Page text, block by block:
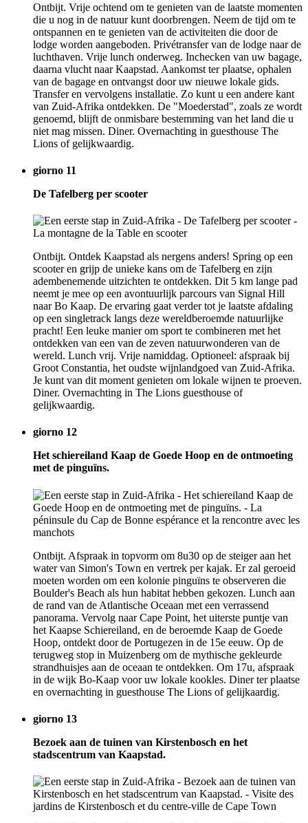
Ontbijt. Vrije ochtend om te genieten van de laatste momenten
die u nog in de natuur kunt doorbrengen. Neem de tijd om te
ontspannen en te genieten van de activiteiten die door de
lodge worden aangeboden. Privétransfer van de lodge naar de
luchthaven. Vrije lunch onderweg. Inchecken van uw bagage,
daarna vlucht naar Kaapstad. Aankomst ter plaatse, ophalen
van de bagage en ontvangst door uw nieuwe lokale gids.
Transfer en vervolgens installatie. Zo kunt u een andere kant
van Zuid-Afrika ontdekken. De "Moederstad", zoals ze wordt
genoemd, blijft de onmisbare bestemming van het land die u
niet mag missen. Diner. Overnachting in guesthouse The
Lions of gelijkwaardig.
giorno 11
De Tafelberg per scooter
Ontbijt. Ontdek Kaapstad als nergens anders! Spring op een
scooter en grijp de unieke kans om de Tafelberg en zijn
adembenemende uitzichten te ontdekken. Dit 5 km lange pad
neemt je mee op een avontuurlijk parcours van Signal Hill
naar Bo Kaap. De ervaring gaat verder tot je laatste afdaling
op een singletrack langs deze wereldberoemde natuurlijke
pracht! Een leuke manier om sport te combineren met het
ontdekken van een van de zeven natuurwonderen van de
wereld. Lunch vrij. Vrije namiddag. Optioneel: afspraak bij
Groot Constantia, het oudste wijnlandgoed van Zuid-Afrika.
Je kunt van dit moment genieten om lokale wijnen te proeven.
Diner. Overnachting in The Lions guesthouse of
gelijkwaardig.
giorno 12
Het schiereiland Kaap de Goede Hoop en de ontmoeting
met de pinguïns.
Ontbijt. Afspraak in topvorm om 8u30 op de steiger aan het
water van Simon's Town en vertrek per kajak. Er zal geroeid
moeten worden om een kolonie pinguïns te observeren die
Boulder's Beach als hun habitat hebben gekozen. Lunch aan
de rand van de Atlantische Oceaan met een verrassend
panorama. Vervolg naar Cape Point, het uiterste puntje van
het Kaapse Schiereiland, en de beroemde Kaap de Goede
Hoop, ontdekt door de Portugezen in de 15e eeuw. Op de
terugweg stop in Muizenberg om de mythische gekleurde
strandhuisjes aan de oceaan te ontdekken. Om 17u, afspraak
in de wijk Bo-Kaap voor uw lokale kookles. Diner ter plaatse
en overnachting in guesthouse The Lions of gelijkaardig.
giorno 13
Bezoek aan de tuinen van Kirstenbosch en het
stadscentrum van Kaapstad.